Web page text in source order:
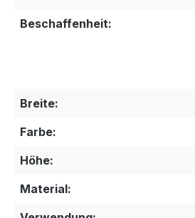
Beschaffenheit:
Breite:
Farbe:
Höhe:
Material: